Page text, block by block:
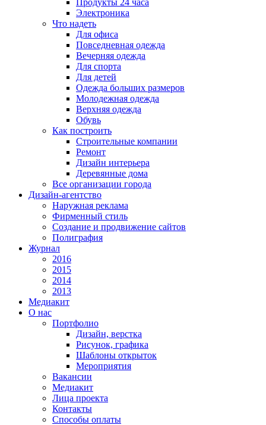
Электроника
Что надеть
Для офиса
Повседневная одежда
Вечерняя одежда
Для спорта
Для детей
Одежда больших размеров
Молодежная одежда
Верхняя одежда
Обувь
Как построить
Строительные компании
Ремонт
Дизайн интерьера
Деревянные дома
Все организации города
Дизайн-агентство
Наружная реклама
Фирменный стиль
Создание и продвижение сайтов
Полиграфия
Журнал
2016
2015
2014
2013
Медиакит
О нас
Портфолио
Дизайн, верстка
Рисунок, графика
Шаблоны открыток
Мероприятия
Вакансии
Медиакит
Лица проекта
Контакты
Способы оплаты